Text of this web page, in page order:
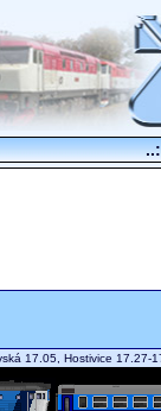
17.05, Hostivice